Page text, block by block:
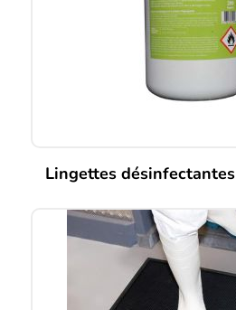
Lingettes désinfectantes